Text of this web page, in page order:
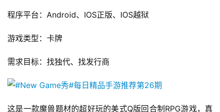
程序平台：Android、IOS正版、IOS越狱
游戏类型：卡牌
需求目标：找独代、找发行商
这是一款魔兽题材的超好玩的美式Q版回合制RPG游戏，真